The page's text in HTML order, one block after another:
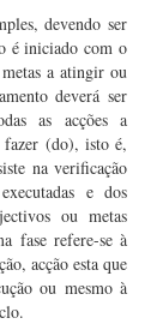
devendo ser
é iniciado com o
a atingir ou
deverá ser
as acções a
fazer (do), isto é,
na verificação
e dos
ou metas
fase refere-se à
acção esta que
ou mesmo à